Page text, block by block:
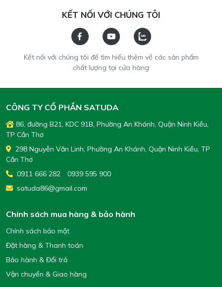
KẾT NỐI VỚI CHÚNG TÔI
Kết nối với chúng tôi để tìm hiểu thêm về các sản phẩm
chất lượng tại cửa hàng
CÔNG TY CỔ PHẦN SATUDA
86, đường B21, KDC 91B, Phường An Khánh, Quận Ninh Kiều,
TP Cần Thơ
298 Nguyễn Văn Linh, Phường An Khánh, Quận Ninh Kiều, TP
Cần Thơ
0911 666 282 - 0939 595 900
satuda86@gmail.com
Chính sách mua hàng & bảo hành
Chính sách bảo mật
Đặt hàng & Thanh toán
Bảo hành & Đổi trả
Vận chuyển & Giao hàng